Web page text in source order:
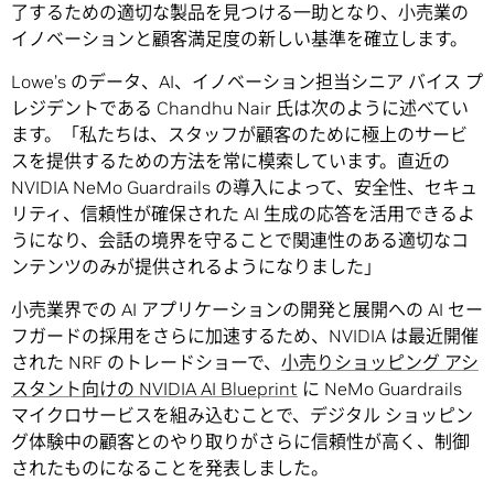
了するための適切な製品を見つける一助となり、小売業の
イノベーションと顧客満足度の新しい基準を確立します。
Lowe’s のデータ、AI、イノベーション担当シニア バイス プ
レジデントである Chandhu Nair 氏は次のように述べてい
ます。「私たちは、スタッフが顧客のために極上のサービ
スを提供するための方法を常に模索しています。直近の
NVIDIA NeMo Guardrails の導入によって、安全性、セキュ
リティ、信頼性が確保された AI 生成の応答を活用できるよ
うになり、会話の境界を守ることで関連性のある適切なコ
ンテンツのみが提供されるようになりました」
小売業界での AI アプリケーションの開発と展開への AI セー
フガードの採用をさらに加速するため、NVIDIA は最近開催
された NRF のトレードショーで、 小売りショッピング アシ
スタント向けの NVIDIA AI Blueprint に NeMo Guardrails
マイクロサービスを組み込むことで、デジタル ショッピン
グ体験中の顧客とのやり取りがさらに信頼性が高く、制御
されたものになることを発表しました。